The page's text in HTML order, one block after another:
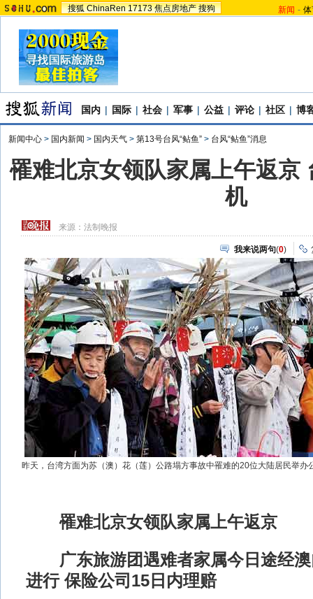
搜狐 ChinaRen 17173 焦点房地产 搜狗 新闻 -
国内 | 国际 | 社会 | 军事 | 公益 | 评论 | 社区 | 博
新闻中心 > 国内新闻 > 国内天气 > 第13号台风“鲇鱼” > 台风“鲇鱼”消息
罹难北京女领队家属上午返京
机
来源：法制晚报
我来说两句(0)
昨天，台湾方面为苏（澳）花（莲）公路塌方事故中罹难的20位大陆居民举办
罹难北京女领队家属上午返京
广东旅游团遇难者家属今日途经澳
进行 保险公司15日内理赔